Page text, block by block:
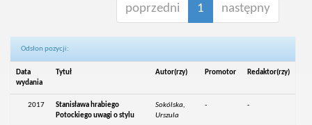
poprzedni 1 następny
Odsłon pozycji:
Data
wydania
Tytuł Autor(rzy) Promotor Redaktor(rzy)
2017
Stanisława hrabiego
Potockiego uwagi o stylu
Sokólska,
Urszula
- -